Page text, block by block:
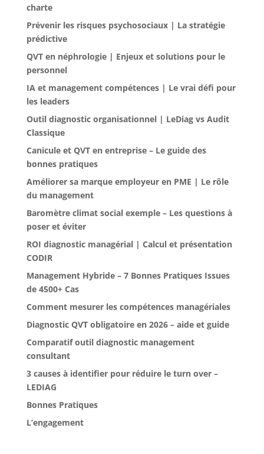
charte
Prévenir les risques psychosociaux | La stratégie
prédictive
QVT en néphrologie | Enjeux et solutions pour le
personnel
IA et management compétences | Le vrai défi pour
les leaders
Outil diagnostic organisationnel | LeDiag vs Audit
Classique
Canicule et QVT en entreprise – Le guide des
bonnes pratiques
Améliorer sa marque employeur en PME | Le rôle
du management
Baromètre climat social exemple – Les questions à
poser et éviter
ROI diagnostic managérial | Calcul et présentation
CODIR
Management Hybride – 7 Bonnes Pratiques Issues
de 4500+ Cas
Comment mesurer les compétences managériales
Diagnostic QVT obligatoire en 2026 – aide et guide
Comparatif outil diagnostic management
consultant
3 causes à identifier pour réduire le turn over –
LEDIAG
Bonnes Pratiques
L’engagement